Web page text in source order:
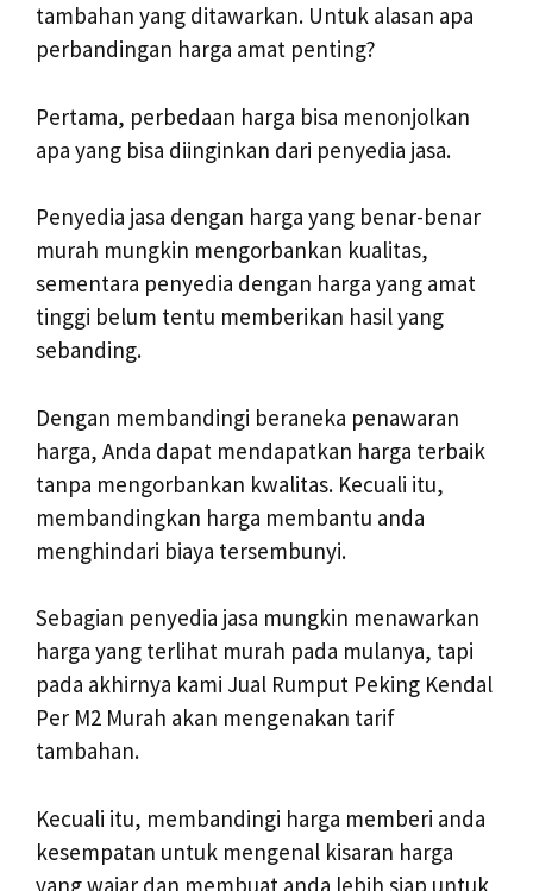
tambahan yang ditawarkan. Untuk alasan apa
perbandingan harga amat penting?
Pertama, perbedaan harga bisa menonjolkan
apa yang bisa diinginkan dari penyedia jasa.
Penyedia jasa dengan harga yang benar-benar
murah mungkin mengorbankan kualitas,
sementara penyedia dengan harga yang amat
tinggi belum tentu memberikan hasil yang
sebanding.
Dengan membandingi beraneka penawaran
harga, Anda dapat mendapatkan harga terbaik
tanpa mengorbankan kwalitas. Kecuali itu,
membandingkan harga membantu anda
menghindari biaya tersembunyi.
Sebagian penyedia jasa mungkin menawarkan
harga yang terlihat murah pada mulanya, tapi
pada akhirnya kami Jual Rumput Peking Kendal
Per M2 Murah akan mengenakan tarif
tambahan.
Kecuali itu, membandingi harga memberi anda
kesempatan untuk mengenal kisaran harga
yang wajar dan membuat anda lebih siap untuk